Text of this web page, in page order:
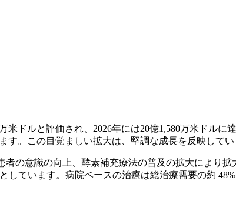
ドルと評価され、2026年には20億1,580万米ドルに
。この目覚ましい拡大は、堅調な成長を反映してい
の意識の向上、酵素補充療法の普及の拡大により
しています。病院ベースの治療は総治療需要の約